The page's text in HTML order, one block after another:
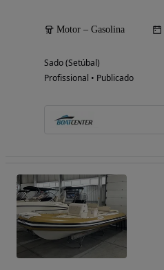
Motor – Gasolina
Sado (Setúbal)
Profissional • Publicado